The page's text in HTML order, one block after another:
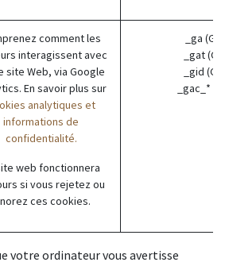
comment les
interagissent avec
site Web, via Google
En savoir plus sur
analytiques et
informations de
confidentialité.
web fonctionnera
si vous rejetez ou
ces cookies.
_ga
_gat
_gid
_gac_*
votre ordinateur vous avertisse